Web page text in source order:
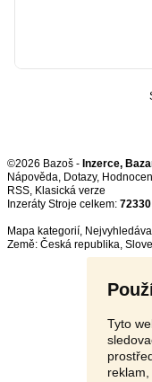
Tyto
©2026 Bazoš - Inzerce,
Nápověda, Dotazy,
RSS,
Inzeráty Stroje celkem: 72330
Mapa kategorií,
Země: Česká republika,